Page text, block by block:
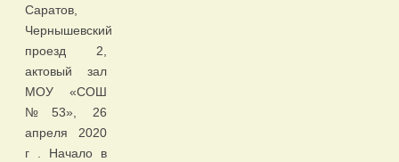
Саратов,
Чернышевский
проезд 2,
актовый зал
МОУ «СОШ
№53», 26
апреля 2020
г . Начало в